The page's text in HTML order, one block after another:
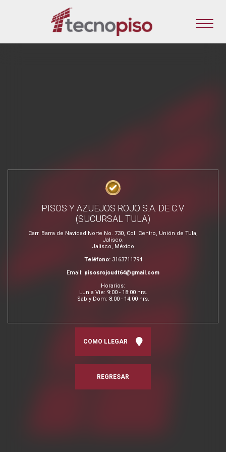
PISOS Y AZUEJOS ROJO S.A. DE C.V.
(SUCURSAL TULA)
Carr. Barra de Navidad Norte No. 730, Col. Centro, Unión de Tula,
Jalisco.
Jalisco, México
Teléfono: 3163711794
Email: pisosrojoudt64@gmail.com
Horarios:
Lun a Vie: 9:00 - 18:00 hrs.
Sab y Dom: 8:00 - 14:00 hrs.
COMO LLEGAR
REGRESAR